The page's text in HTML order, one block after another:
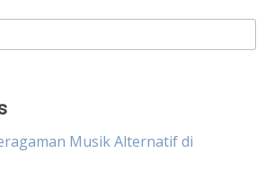
Musik Alternatif di